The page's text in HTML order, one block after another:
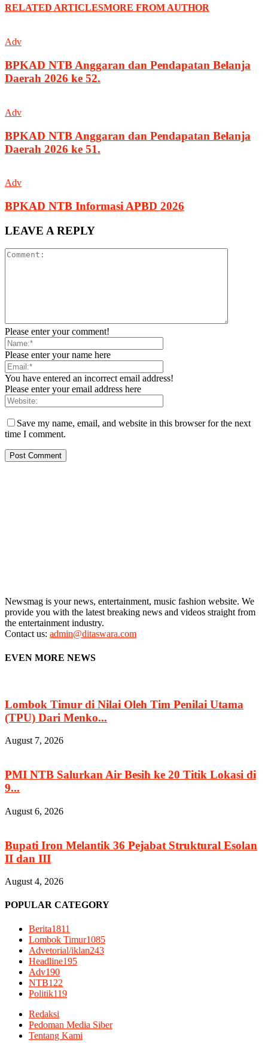
RELATED ARTICLESMORE FROM AUTHOR
Adv
BPKAD NTB Anggaran dan Pendapatan Belanja
Daerah 2026 ke 52.
Adv
BPKAD NTB Anggaran dan Pendapatan Belanja
Daerah 2026 ke 51.
Adv
BPKAD NTB Informasi APBD 2026
LEAVE A REPLY
Please enter your comment!
Please enter your name here
You have entered an incorrect email address!
Please enter your email address here
Save my name, email, and website in this browser for the next
time I comment.
Newsmag is your news, entertainment, music fashion website. We
provide you with the latest breaking news and videos straight from
the entertainment industry.
Contact us: admin@ditaswara.com
EVEN MORE NEWS
Lombok Timur di Nilai Oleh Tim Penilai Utama
(TPU) Dari Menko...
August 7, 2026
PMI NTB Salurkan Air Besih ke 20 Titik Lokasi di
9...
August 6, 2026
Bupati Iron Melantik 36 Pejabat Struktural Esolan
II dan III
August 4, 2026
POPULAR CATEGORY
Berita1811
Lombok Timur1085
Advetorial/iklan243
Headline195
Adv190
NTB122
Politik119
Redaksi
Pedoman Media Siber
Tentang Kami